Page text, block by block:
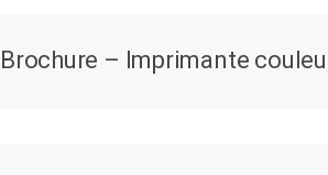
Brochure – Imprimante